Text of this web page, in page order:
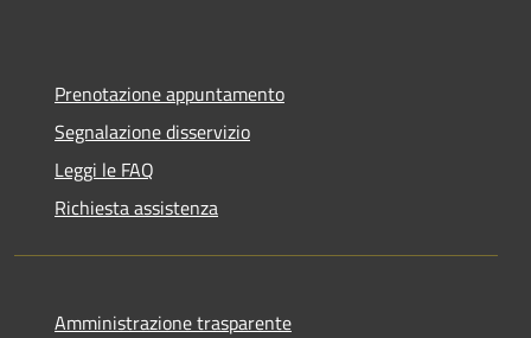
Prenotazione appuntamento
Segnalazione disservizio
Leggi le FAQ
Richiesta assistenza
Amministrazione trasparente